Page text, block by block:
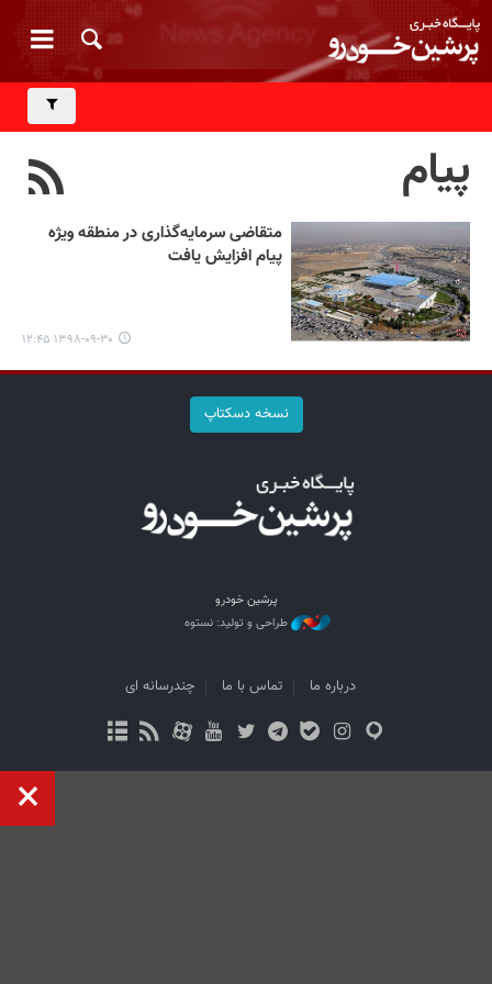
پیام
متقاضی سرمایه‌گذاری در منطقه ویژه
پیام افزایش یافت
۱۳۹۸-۰۹-۳۰ ۱۲:۴۵
نسخه دسکتاپ
پرشین خودرو
طراحی و تولید: نستوه
درباره ما تماس با ما چندرسانه ای